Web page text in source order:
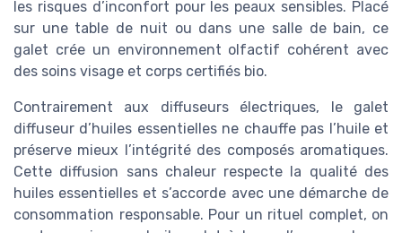
les risques d’inconfort pour les peaux sensibles. Placé
sur une table de nuit ou dans une salle de bain, ce
galet crée un environnement olfactif cohérent avec
des soins visage et corps certifiés bio.
Contrairement aux diffuseurs électriques, le galet
diffuseur d’huiles essentielles ne chauffe pas l’huile et
préserve mieux l’intégrité des composés aromatiques.
Cette diffusion sans chaleur respecte la qualité des
huiles essentielles et s’accorde avec une démarche de
consommation responsable. Pour un rituel complet, on